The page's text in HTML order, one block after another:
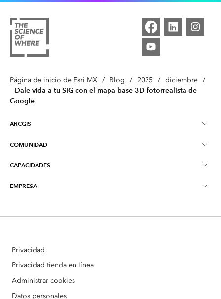
Página de inicio de Esri MX / Blog / 2025 / diciembre /
Dale vida a tu SIG con el mapa base 3D fotorrealista de
Google
ARCGIS
Descripción general de ArcGIS
Mapeo
ArcGIS Enterprise
ArcGIS Location Platform
COMUNIDAD
Blog
Educación
CAPACIDADES
¿Qué son los SIG?
EMPRESA
Privacidad
Privacidad tienda en línea
Administrar cookies
Datos personales